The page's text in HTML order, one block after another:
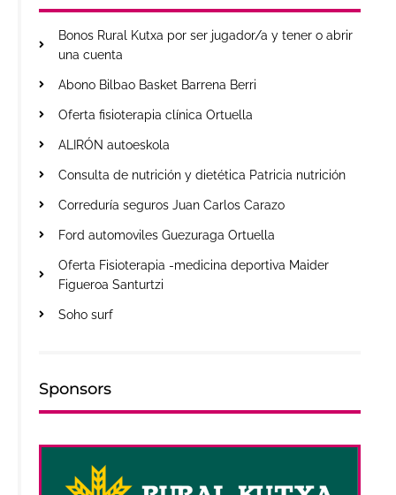
Bonos Rural Kutxa por ser jugador/a y tener o abrir
una cuenta
Abono Bilbao Basket Barrena Berri
Oferta fisioterapia clínica Ortuella
ALIRÓN autoeskola
Consulta de nutrición y dietética Patricia nutrición
Correduría seguros Juan Carlos Carazo
Ford automoviles Guezuraga Ortuella
Oferta Fisioterapia -medicina deportiva Maider
Figueroa Santurtzi
Soho surf
Sponsors